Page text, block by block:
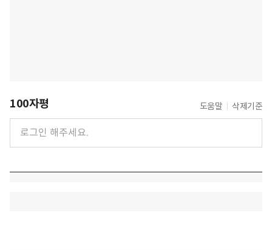
100자평 도움말 삭제기준